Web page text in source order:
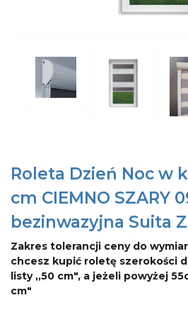
Roleta Dzień Noc w
cm CIEMNO SZARY
bezinwazyjna Suita
Zakres tolerancji ceny do
chcesz kupić roletę szerokości
listy ,,50 cm", a jeżeli powyżej
cm"